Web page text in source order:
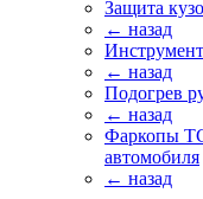
Защита
← назад
← назад
Подогрев
← назад
Фаркопы
автомобиля
← назад